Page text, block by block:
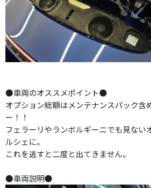
●車両のオススメポイント●
オプション総額はメンテナンスパック含
ー！！
フェラーリやランボルギーニでも見ない
ルシェに。
これを逃すと二度と出てきません。
●車両説明●